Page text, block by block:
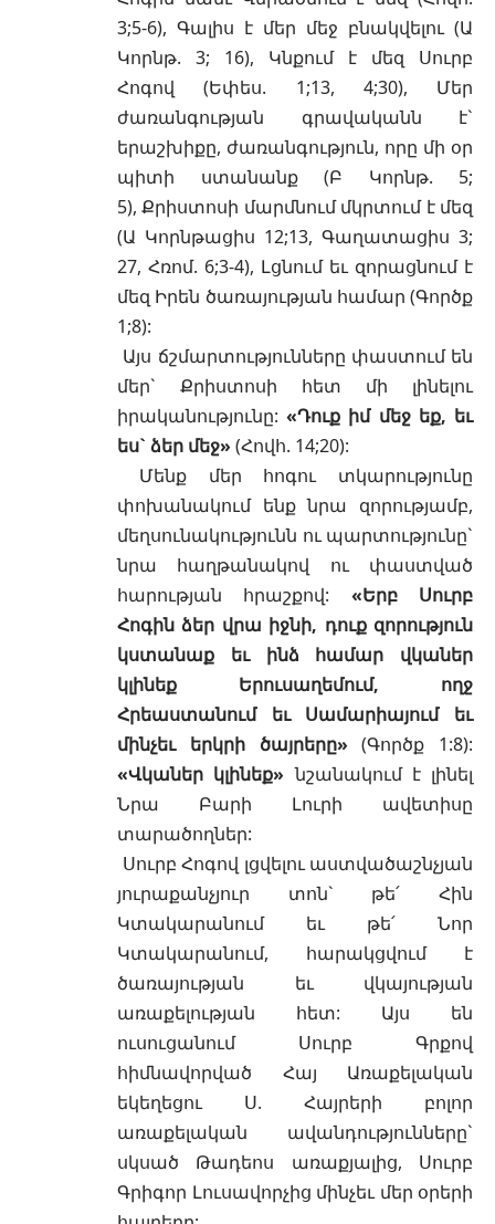
3;5-6), Գալիս է մեր մեջ բնակվելու (Ա
Կորնթ. 3; 16), Կնքում է մեզ Սուրբ
Հոգով(Եփես. 1;13, 4;30), Մեր
ժառանգության գրավականն է`
երաշխիքը, ժառանգություն, որը մի օր
պիտի ստանանք (Բ Կորնթ. 5;
5), Քրիստոսի մարմնում մկրտում է մեզ
(Ա Կորնթացիս 12;13, Գաղատացիս 3;
27, Հռոմ. 6;3-4), Լցնում եւ զորացնում է
մեզ Իրեն ծառայության համար (Գործք
1;8):
Այս ճշմարտությունները փաստում են
մեր` Քրիստոսի հետ մի լինելու
իրականությունը:«Դուք իմ մեջ եք, եւ
ես` ձեր մեջ» (Հովհ. 14;20):
Մենք մեր հոգու տկարությունը
փոխանակում ենք նրա զորությամբ,
մեղսունակությունն ու պարտությունը`
նրա հաղթանակով ու փաստված
հարության հրաշքով: «Երբ Սուրբ
Հոգին ձեր վրա իջնի, դուք զորություն
կստանաք եւ ինձ համար վկաներ
կլինեք Երուսաղեմում, ողջ
Հրեաստանում եւ Սամարիայում եւ
մինչեւ երկրի ծայրերը»
(Գործք 1:8):
«Վկաներ կլինեք» նշանակում է լինել
Նրա Բարի Լուրի ավետիսը
տարածողներ:
Սուրբ Հոգով լցվելու աստվածաշնչյան
յուրաքանչյուր տոն` թե՛ Հին
Կտակարանում եւ թե՛ Նոր
Կտակարանում, հարակցվում է
ծառայության եւ վկայության
առաքելության հետ: Այս են
ուսուցանում Սուրբ Գրքով
հիմնավորված Հայ Առաքելական
եկեղեցու Ս. Հայրերի բոլոր
առաքելական ավանդությունները`
սկսած Թադեոս առաքյալից, Սուրբ
Գրիգոր Լուսավորչից մինչեւ մեր օրերի